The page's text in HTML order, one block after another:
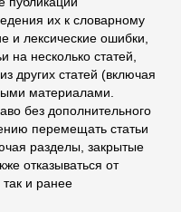
их к словарному
и лексические ошибки,
на несколько статей,
других статей (включая
материалами.
без дополнительного
перемещать статьи
разделы, закрытые
отказываться от
и ранее